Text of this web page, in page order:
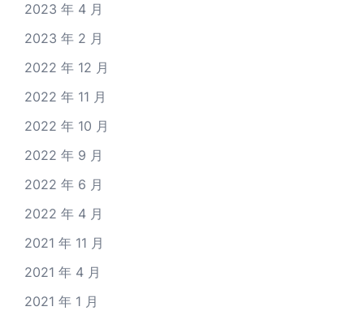
2023 年 4 月
2023 年 2 月
2022 年 12 月
2022 年 11 月
2022 年 10 月
2022 年 9 月
2022 年 6 月
2022 年 4 月
2021 年 11 月
2021 年 4 月
2021 年 1 月